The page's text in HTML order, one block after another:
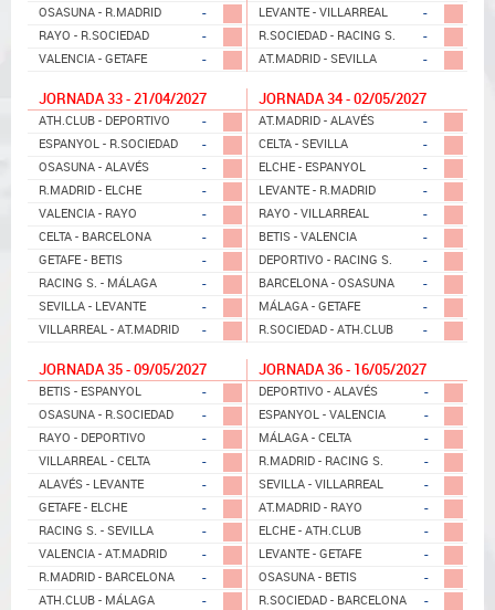
OSASUNA - R.MADRID -
RAYO - R.SOCIEDAD -
VALENCIA - GETAFE -
LEVANTE - VILLARREAL -
R.SOCIEDAD - RACING S. -
AT.MADRID - SEVILLA -
JORNADA 33 - 21/04/2027
ATH.CLUB - DEPORTIVO -
ESPANYOL - R.SOCIEDAD -
OSASUNA - ALAVÉS -
R.MADRID - ELCHE -
VALENCIA - RAYO -
CELTA - BARCELONA -
GETAFE - BETIS -
RACING S. - MÁLAGA -
SEVILLA - LEVANTE -
VILLARREAL - AT.MADRID -
JORNADA 34 - 02/05/2027
AT.MADRID - ALAVÉS -
CELTA - SEVILLA -
ELCHE - ESPANYOL -
LEVANTE - R.MADRID -
RAYO - VILLARREAL -
BETIS - VALENCIA -
DEPORTIVO - RACING S. -
BARCELONA - OSASUNA -
MÁLAGA - GETAFE -
R.SOCIEDAD - ATH.CLUB -
JORNADA 35 - 09/05/2027
BETIS - ESPANYOL -
OSASUNA - R.SOCIEDAD -
RAYO - DEPORTIVO -
VILLARREAL - CELTA -
ALAVÉS - LEVANTE -
GETAFE - ELCHE -
RACING S. - SEVILLA -
VALENCIA - AT.MADRID -
R.MADRID - BARCELONA -
ATH.CLUB - MÁLAGA -
JORNADA 36 - 16/05/2027
DEPORTIVO - ALAVÉS -
ESPANYOL - VALENCIA -
MÁLAGA - CELTA -
R.MADRID - RACING S. -
SEVILLA - VILLARREAL -
AT.MADRID - RAYO -
ELCHE - ATH.CLUB -
LEVANTE - GETAFE -
OSASUNA - BETIS -
R.SOCIEDAD - BARCELONA -